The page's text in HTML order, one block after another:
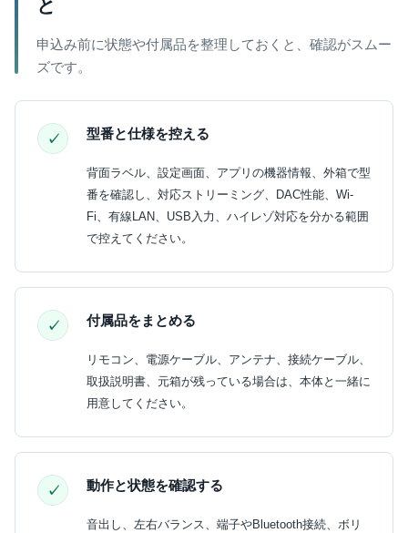
と
申込み前に状態や付属品を整理しておくと、確認がスムー
ズです。
型番と仕様を控える
背面ラベル、設定画面、アプリの機器情報、外箱で型
番を確認し、対応ストリーミング、DAC性能、Wi-
Fi、有線LAN、USB入力、ハイレゾ対応を分かる範囲
で控えてください。
付属品をまとめる
リモコン、電源ケーブル、アンテナ、接続ケーブル、
取扱説明書、元箱が残っている場合は、本体と一緒に
用意してください。
動作と状態を確認する
音出し、左右バランス、端子やBluetooth接続、ボリ